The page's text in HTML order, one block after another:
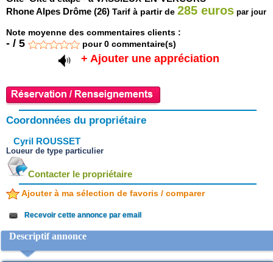
Rhone Alpes Drôme (26) Tarif à partir de 285 euros par jour
Note moyenne des commentaires clients :
- / 5 pour0 commentaire(s)
+ Ajouter une appréciation
Coordonnées du propriétaire
Cyril ROUSSET
Loueur de type particulier
Contacter le propriétaire
Ajouter à ma sélection de favoris / comparer
Recevoir cette annonce par email
Descriptif annonce